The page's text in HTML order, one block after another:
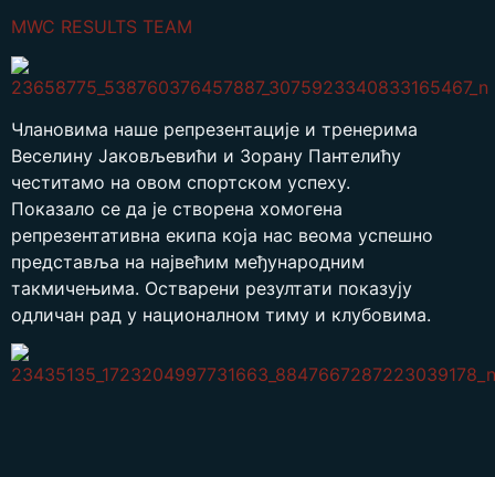
MWC RESULTS TEAM
Члановима наше репрезентације и тренерима
Веселину Јаковљевићи и Зорану Пантелићу
честитамо на овом спортском успеху.
Показало се да је створена хомогена
репрезентативна екипа која нас веома успешно
представља на највећим међународним
такмичењима. Остварени резултати показују
одличан рад у националном тиму и клубовима.